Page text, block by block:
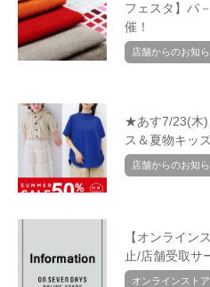
フェスタ】パ
催！
店舗からのお知
★あす7/23(木
ス＆夏物キッ
店舗からのお知
【オンライン
止/店舗受取サ
オンラインストア